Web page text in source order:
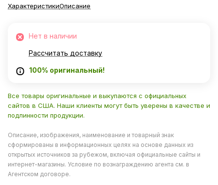
ХарактеристикиОписание
Нет в наличии
Рассчитать доставку
100% оригинальный!
Все товары оригинальные и выкупаются с официальных
сайтов в США. Наши клиенты могут быть уверены в качестве и
подлинности продукции.
Описание, изображения, наименование и товарный знак
сформированы в информационных целях на основе данных из
открытых источников за рубежом, включая официальные сайты и
интернет-магазины. Условие по вознаграждению агента см. в
Агентском договоре.